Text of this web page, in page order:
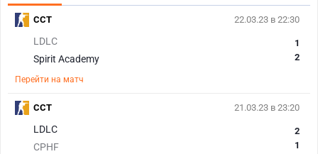
22.03.23 в 22:30
LDLC
Spirit Academy
1
2
Перейти на матч
CCT
21.03.23 в 23:20
LDLC
CPHF
2
1
CCT